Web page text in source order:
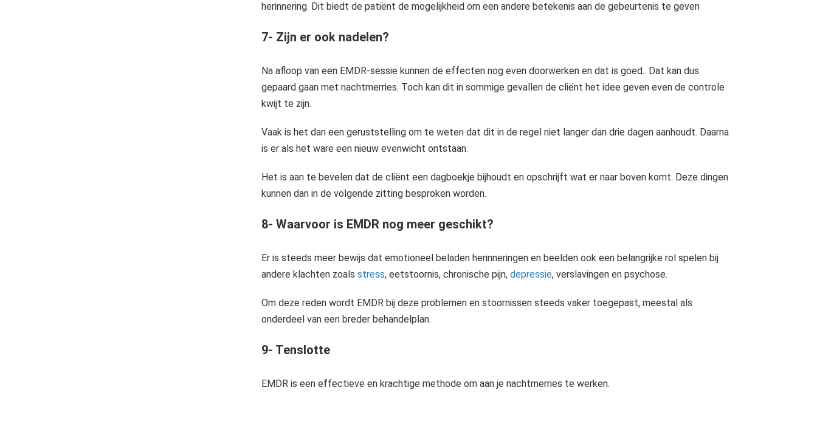
herinnering. Dit biedt de patiënt de mogelijkheid om een andere betekenis aan de gebeurtenis te geven
7- Zijn er ook nadelen?
Na afloop van een EMDR-sessie kunnen de effecten nog even doorwerken en dat is goed.. Dat kan dus
gepaard gaan met nachtmerries. Toch kan dit in sommige gevallen de cliënt het idee geven even de controle
kwijt te zijn.
Vaak is het dan een geruststelling om te weten dat dit in de regel niet langer dan drie dagen aanhoudt. Daarna
is er als het ware een nieuw evenwicht ontstaan.
Het is aan te bevelen dat de cliënt een dagboekje bijhoudt en opschrijft wat er naar boven komt. Deze dingen
kunnen dan in de volgende zitting besproken worden.
8- Waarvoor is EMDR nog meer geschikt?
Er is steeds meer bewijs dat emotioneel beladen herinneringen en beelden ook een belangrijke rol spelen bij
andere klachten zoals stress, eetstoornis, chronische pijn, depressie, verslavingen en psychose.
Om deze reden wordt EMDR bij deze problemen en stoornissen steeds vaker toegepast, meestal als
onderdeel van een breder behandelplan.
9- Tenslotte
EMDR is een effectieve en krachtige methode om aan je nachtmerries te werken.